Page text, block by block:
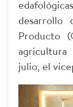
desarrollo
Producto
julio, el